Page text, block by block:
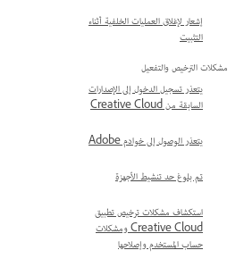
إشعار لإغلاق العمليات الخلفية أثناء
التثبيت
مشكلات الترخيص والتفعيل
يتعذر تسجيل الدخول إلى الإصدارات
السابقة من Creative Cloud
يتعذر الوصول إلى خوادم Adobe
تم بلوغ حد تنشيط الأجهزة
استكشاف مشكلات ترخيص تطبيق
Creative Cloud ومشكلات
حساب المستخدم وإصلاحها